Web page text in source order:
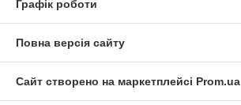
Графік роботи
Повна версія сайту
Сайт створено на маркетплейсі Prom.ua